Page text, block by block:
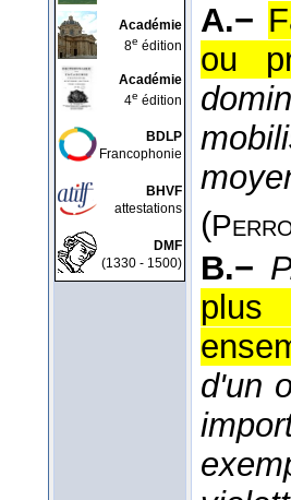
Académie
8e édition
Académie
4e édition
BDLP
Francophonie
BHVF
attestations
DMF
(1330 - 1500)
A.−
ou
(
B.−
plus
d'un